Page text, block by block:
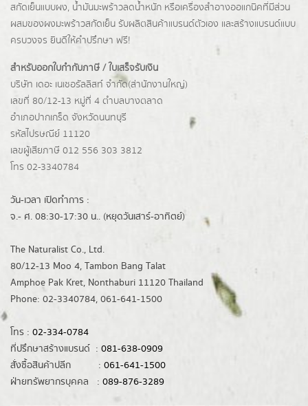
สกัดเย็นแบบผง, น้ำมันมะพร้าวลดน้ำหนัก หรือเครื่องสำอางออแกนิคที่มีส่วน
ผสมของผงมะพร้าวสกัดเย็น รับผลิตสินค้าแบรนด์ตัวเอง และสร้างแบรนด์แบบ
ครบวงจร ยินดีให้คำปรึกษา ฟรี!
สำหรับออกใบกำกับภาษี / ใบเสร็จรับเงิน
บริษัท เดอะ เนเชอรัลลิสท์ จำกัด(ส่านักงานใหญ่)
เลขที่ 80/12-13 หมู่ที่ 4 ตำบลบางตลาด
อำเภอปากเกร็ด จังหวัดนนทบุรี
รหัสไปรษณีย์ 11120
เลขผู้เสียภาษี 012 556 303 3812
โทร 02-3340784
วัน-เวลา เปิดทำการ :
จ.- ศ. 08:30-17:30 น.. (หยุดวันเสาร์-อาทิตย์)
The Naturalist Co., Ltd.
80/12-13 Moo 4, Tambon Bang Talat
Amphoe Pak Kret, Nonthaburi 11120 Thailand
Phone: 02-3340784, 061-641-1500
โทร : 02-334-0784
ที่ปรึกษาสร้างแบรนด์ : 081-638-0909
สั่งซื้อสินค้าปลีก : 061-641-1500
ฝ่ายทรัพยากรบุคคล : 089-876-3289